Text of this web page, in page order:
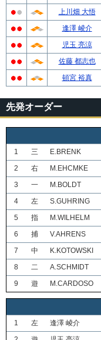
上川畑 大悟
逢澤 崚介
児玉 亮涼
佐藤 都志也
頓宮 裕真
先発オーダー
1
三
E.BRENK
2
右
M.EHCMKE
3
一
M.BOLDT
4
左
S.GUHRING
5
指
M.WILHELM
6
捕
V.AHRENS
7
中
K.KOTOWSKI
8
二
A.SCHMIDT
9
遊 M.CARDOSO
1
左
逢澤 崚介